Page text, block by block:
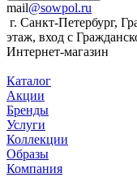
mail@sowpol.ru
г. Санкт-Петербург,
этаж, вход с
Интернет-магазин
Каталог
Акции
Бренды
Услуги
Коллекции
Образы
Компания